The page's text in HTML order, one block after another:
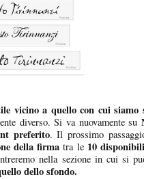
vicino a quello con cui
diverso. Si va nuovamente su
preferito. Il prossimo
della firma tra le 10 disponibili
nella sezione in cui si
dello sfondo.